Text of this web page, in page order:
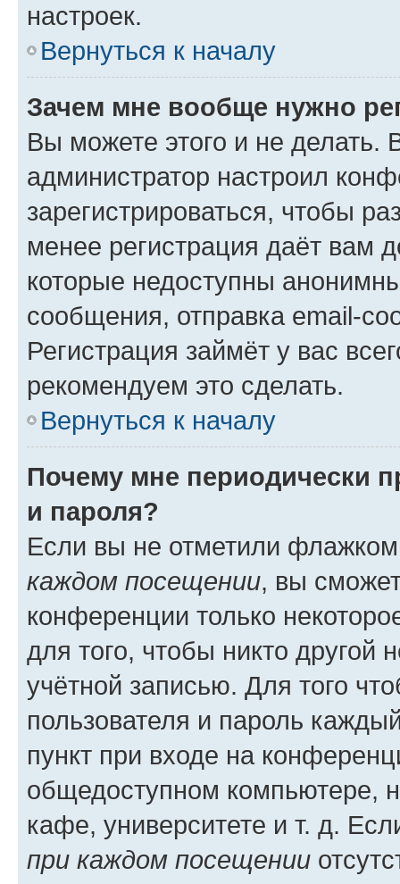
настроек.
Вернуться к началу
Зачем мне вообще нужно
Вы можете этого и не делать.
администратор настроил
зарегистрироваться, чтобы
менее регистрация даёт вам
которые недоступны
сообщения, отправка email-
Регистрация займёт у вас
рекомендуем это сделать.
Вернуться к началу
Почему мне периодически
и пароля?
Если вы не отметили
каждом посещении, вы
конференции только
для того, чтобы никто другой
учётной записью. Для того
пользователя и пароль
пункт при входе на
общедоступном компьютере,
кафе, университете и т. д.
при каждом посещении